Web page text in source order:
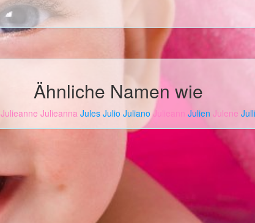
Ähnliche Namen wie
Julieanne Julieanna Jules Julio Juliano Julieann Julien Julene